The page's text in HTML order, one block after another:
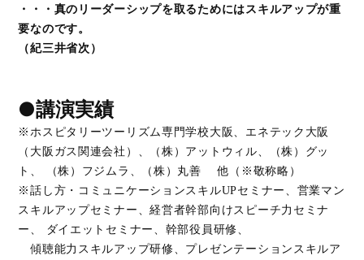
・・・真のリーダーシップを取るためにはスキルアップが重
要なのです。
（紀三井省次）
●講演実績
※ホスピタリーツーリズム専門学校大阪、エネテック大阪
（大阪ガス関連会社）、（株）アットウィル、（株）グッ
ト、 （株）フジムラ、（株）丸善 他（※敬称略）
※話し方・コミュニケーションスキルUPセミナー、営業マン
スキルアップセミナー、経営者幹部向けスピーチ力セミナ
ー、 ダイエットセミナー、幹部役員研修、
傾聴能力スキルアップ研修、プレゼンテーションスキルア